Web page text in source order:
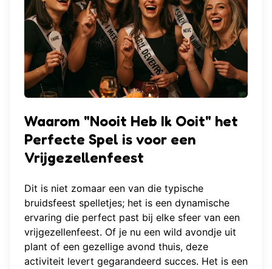
Waarom "Nooit Heb Ik Ooit" het
Perfecte Spel is voor een
Vrijgezellenfeest
Dit is niet zomaar een van die typische
bruidsfeest spelletjes; het is een dynamische
ervaring die perfect past bij elke sfeer van een
vrijgezellenfeest. Of je nu een wild avondje uit
plant of een gezellige avond thuis, deze
activiteit levert gegarandeerd succes. Het is een